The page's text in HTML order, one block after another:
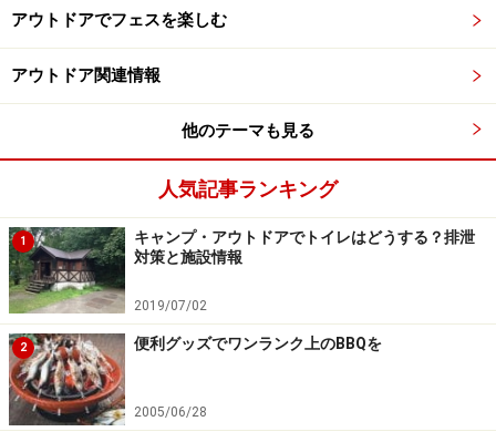
ツリーハウスの命・土台を作る！
すべての礎となる柱作りが肝です。なかなか思うように立
ってくれません
決心し、一人で高床の土台を作り始めました。４メート
ルの柱を木に添わせて立てるのですが、結構重くてなん
とか一本を立てかけ、次の柱と格闘しているとき最初の
柱がバタンと倒れてしまいました。アララと起こそうと
していると２本目も倒れ、汗だくでようやく４本立てた
かと思うと、またどこかがバタン。まるで賽の河原で石
を積んでいるような有様でした。この土台作りの作業に
アウトドアでフェスを楽しむ
アウトドア関連情報
他のテーマも見る
人気記事ランキング
1
キャンプ・アウトドアでトイレはどうする？排泄
対策と施設情報
2019/07/02
2 便利グッズでワンランク上のBBQを
2005/06/28